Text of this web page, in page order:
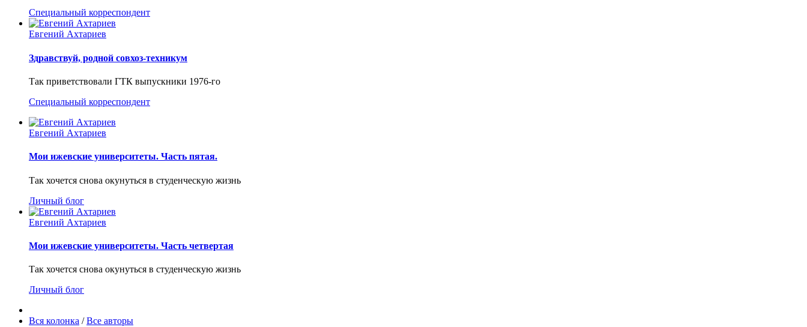
Специальный корреспондент
Евгений Ахтариев
Здравствуй, родной совхоз-техникум
Так приветствовали ГТК выпускники 1976-го
Специальный корреспондент
Евгений Ахтариев
Мои ижевские университеты. Часть пятая.
Так хочется снова окунуться в студенческую жизнь
Личный блог
Евгений Ахтариев
Мои ижевские университеты. Часть четвертая
Так хочется снова окунуться в студенческую жизнь
Личный блог
Вся колонка /Все авторы